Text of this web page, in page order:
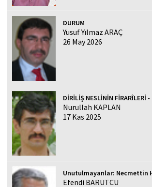
DURUM
Yusuf Yılmaz ARAÇ
26 May 2026
DİRİLİŞ NESLİNİN FİRARÎLERİ
Nurullah KAPLAN
17 Kas 2025
Unutulmayanlar: Necmettin
Efendi BARUTCU